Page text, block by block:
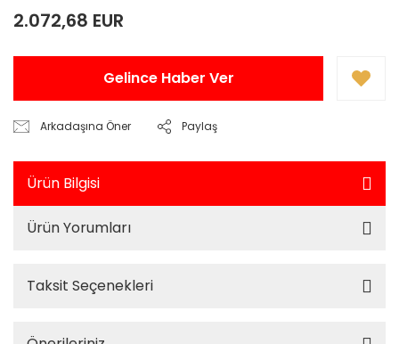
2.072,68 EUR
Gelince Haber Ver
Arkadaşına Öner Paylaş
Ürün Bilgisi
Ürün Yorumları
Taksit Seçenekleri